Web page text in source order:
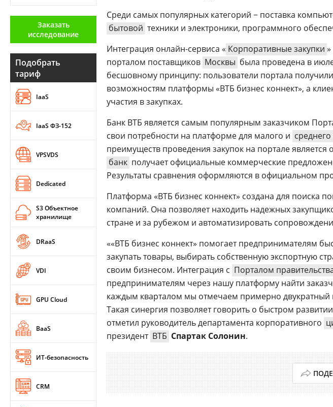
Аналитика
Техника
Об
издании
Реклама
Вакансии
Контакты
Дзен
Rutube
Заказать
исследование
Подобрать
тариф
IaaS
IaaS ФЗ-152
VPSVDS
Dedicated
S3 Объектное
хранилище
DRaaS
VDI
GPU Cloud
BaaS
ИТ-безопасность
CRM
Среди самых популярных категорий − поставка
бытовой техники и электроники, программного
Интеграция онлайн-сервиса « Корпоративные закупки
порталом поставщиков Москвы была проведена в
бесшовному принципу: пользователи портала
возможностям платформы «ВТБ бизнес коннект», а
участия в закупках.
Банк ВТБ является самым популярным заказчиком
свои потребности на платформе для малого и
преимуществ проведения закупок на портале является
банк получает официальные коммерческие
Результаты сравнения оформляются в официальном
Платформа «ВТБ бизнес коннект» создана для поиска
компаний. Она позволяет находить надежных
стране и за рубежом и автоматизировать
««ВТБ бизнес коннект» помогает предпринимателям
закупать товары, выбирать собственную экспортную
своим бизнесом. Интеграция с Порталом
предпринимателям через нашу платформу найти
каждым кварталом мы отмечаем примерно двукратный
Такая синергия позволяет говорить о быстром
отметил руководитель департамента корпоративного
президент ВТБ Спартак Солонин.